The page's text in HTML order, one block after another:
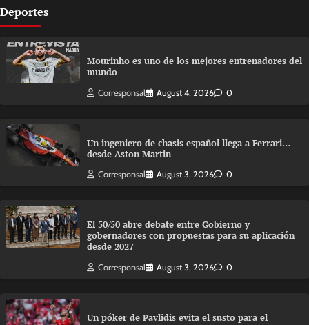
Deportes
Mourinho es uno de los mejores entrenadores del
mundo
Corresponsal August 4, 2026 0
Un ingeniero de chasis español llega a Ferrari…
desde Aston Martin
Corresponsal August 3, 2026 0
El 50/50 abre debate entre Gobierno y
gobernadores con propuestas para su aplicación
desde 2027
Corresponsal August 3, 2026 0
Un póker de Pavlidis evita el susto para el